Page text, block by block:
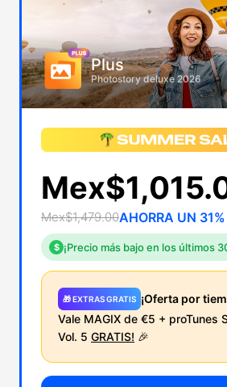
Plus
Photostory deluxe 2026
Mex$1,479.00AHORRA UN 31%
$ ¡Precio más bajo en los últimos
🎁 EXTRAS GRATIS ¡Oferta por
Vale MAGIX de €5 + proTunes
Vol. 5 GRATIS! 🎉